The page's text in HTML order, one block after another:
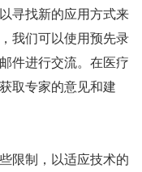
寻找新的应用方式来
我们可以使用预先录
件进行交流。在医疗
取专家的意见和建
限制，以适应技术的